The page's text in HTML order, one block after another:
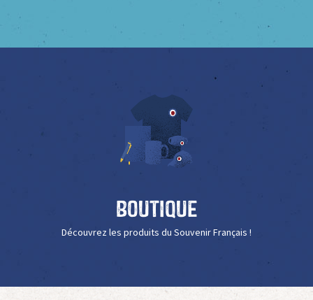
Boutique
Découvrez les produits du Souvenir Français !